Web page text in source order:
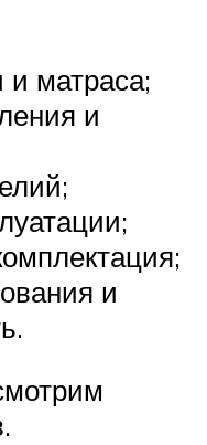
и матраса;
и
и